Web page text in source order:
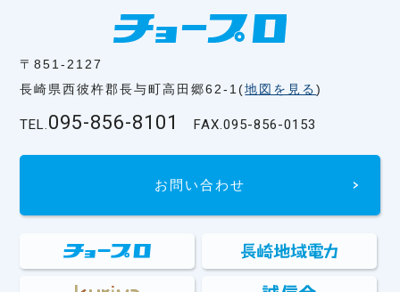
〒851-2127
長崎県西彼杵郡長与町高田郷62-1(地図を見る)
TEL.095-856-8101 FAX.095-856-0153
お問い合わせ